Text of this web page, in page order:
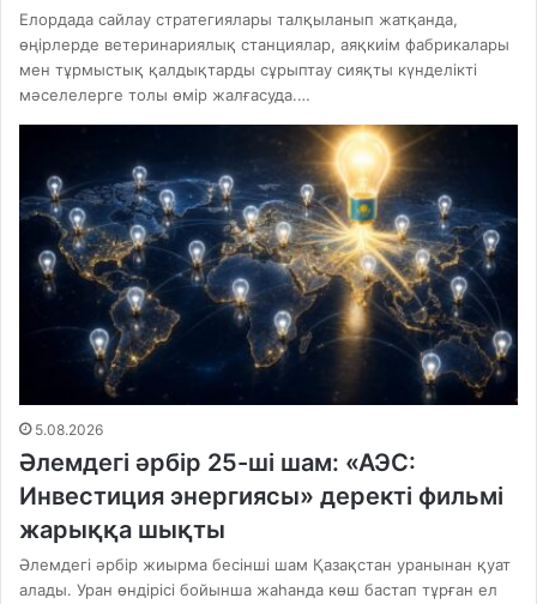
Елордада сайлау стратегиялары талқыланып жатқанда,
өңірлерде ветеринариялық станциялар, аяқкиім фабрикалары
мен тұрмыстық қалдықтарды сұрыптау сияқты күнделікті
мәселелерге толы өмір жалғасуда.…
5.08.2026
Әлемдегі әрбір 25-ші шам: «АЭС:
Инвестиция энергиясы» деректі фильмі
жарыққа шықты
Әлемдегі әрбір жиырма бесінші шам Қазақстан уранынан қуат
алады. Уран өндірісі бойынша жаһанда көш бастап тұрған ел